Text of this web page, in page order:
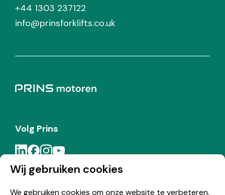
Wij gebruiken cookies
We gebruiken cookies om onze website te verbeteren,
+44 1303 237122
info@prinsforklifts.co.uk
Volg Prins
Meld je aan voor de Prins nieuwsbrief